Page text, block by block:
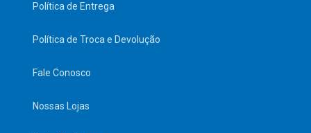
Política de Entrega
Política de Troca e Devolução
Fale Conosco
Nossas Lojas